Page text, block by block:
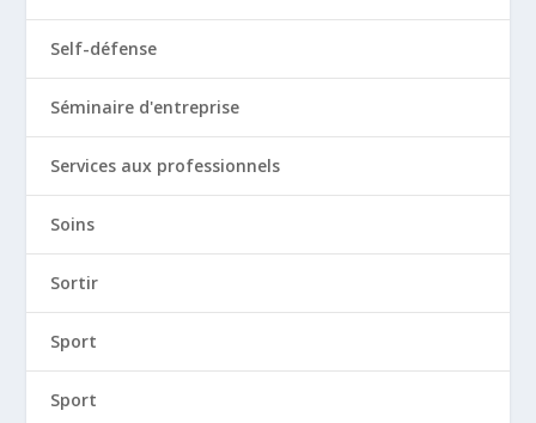
Self-défense
Séminaire d'entreprise
Services aux professionnels
Soins
Sortir
Sport
Sport